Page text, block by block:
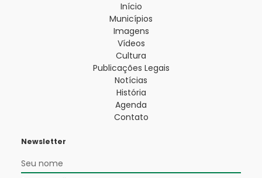
Início
Municípios
Imagens
Vídeos
Cultura
Publicações Legais
Notícias
História
Agenda
Contato
Newsletter